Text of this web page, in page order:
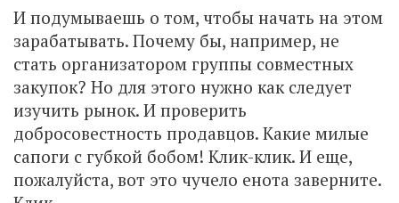
И подумываешь о том, чтобы начать на этом
зарабатывать. Почему бы, например, не
стать организатором группы совместных
закупок? Но для этого нужно как следует
изучить рынок. И проверить
добросовестность продавцов. Какие милые
сапоги с губкой бобом! Клик-клик. И еще,
пожалуйста, вот это чучело енота заверните.